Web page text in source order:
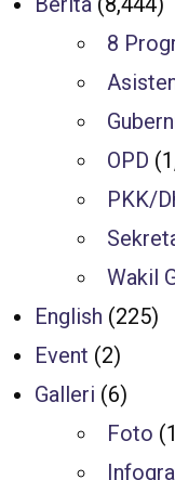
8
OPD
PKK/
Wakil
English (225)
Event (2)
Galleri (6)
Foto